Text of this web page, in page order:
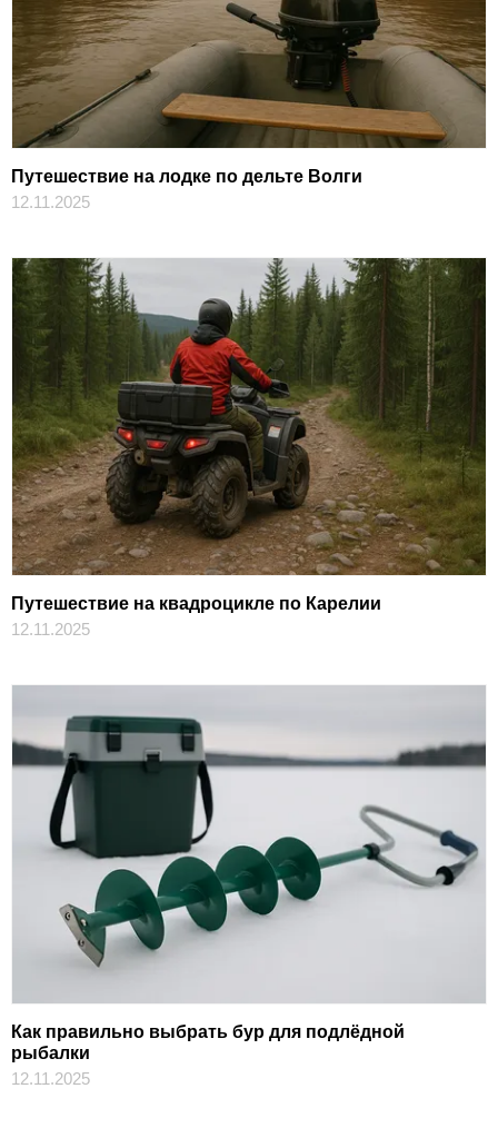
Путешествие на лодке по дельте Волги
12.11.2025
Путешествие на квадроцикле по Карелии
12.11.2025
Как правильно выбрать бур для подлёдной
рыбалки
12.11.2025